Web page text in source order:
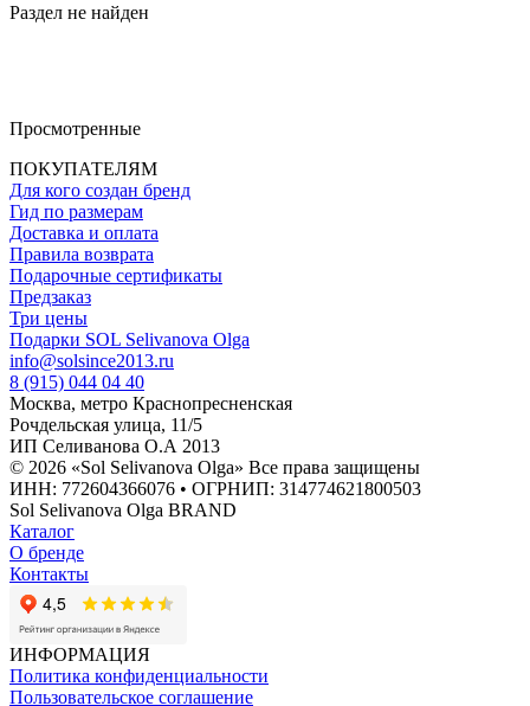
Раздел не найден
Просмотренные
ПОКУПАТЕЛЯМ
Для кого создан бренд
Гид по размерам
Доставка и оплата
Правила возврата
Подарочные сертификаты
Предзаказ
Три цены
Подарки SOL Selivanova Olga
info@solsince2013.ru
8 (915) 044 04 40
Москва, метро Краснопресненская
Рочдельская улица, 11/5
ИП Селиванова О.А 2013
© 2026 «Sol Selivanova Olga» Все права защищены
ИНН: 772604366076 • ОГРНИП: 314774621800503
Sol Selivanova Olga BRAND
Каталог
О бренде
Контакты
ИНФОРМАЦИЯ
Политика конфиденциальности
Пользовательское соглашение